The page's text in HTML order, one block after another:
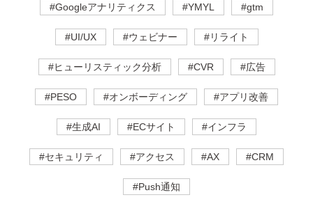
#Googleアナリティクス #YMYL #gtm
#UI/UX #ウェビナー #リライト
#ヒューリスティック分析 #CVR #広告
#PESO #オンボーディング #アプリ改善
#生成AI #ECサイト #インフラ
#セキュリティ #アクセス #AX #CRM
#Push通知